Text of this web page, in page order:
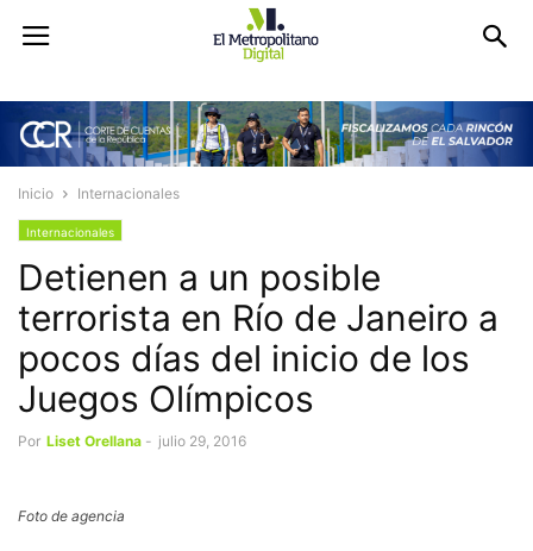
Inicio Internacionales
Internacionales
Detienen a un posible
terrorista en Río de Janeiro a
pocos días del inicio de los
Juegos Olímpicos
Por Liset Orellana - julio 29, 2016
Foto de agencia